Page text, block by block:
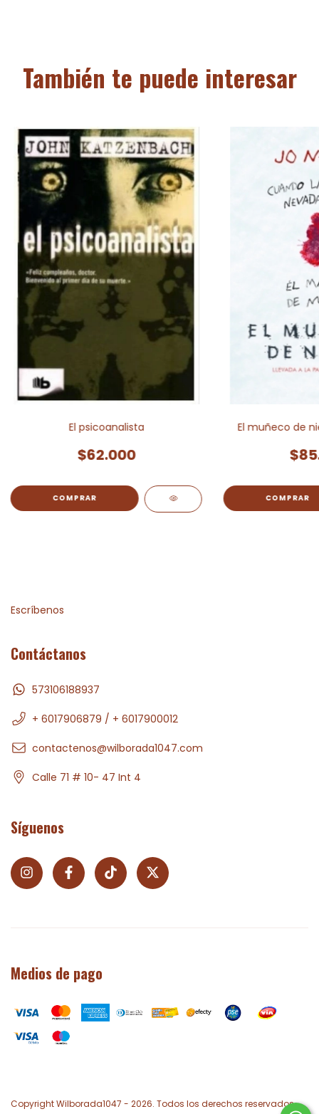
También te puede interesar
El psicoanalista
$62.000
El muñeco de
Escríbenos
Contáctanos
573106188937
+ 6017906879 / + 6017900012
contactenos@wilborada1047.com
Calle 71 # 10- 47 Int 4
Síguenos
Medios de pago
Copyright Wilborada1047 - 2026. Todos los derechos reservados.